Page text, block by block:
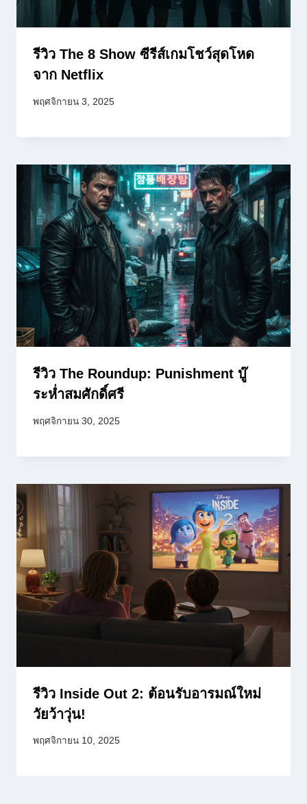
รีวิว The 8 Show ซีรีส์เกมโชว์สุดโหด
จาก Netflix
พฤศจิกายน 3, 2025
รีวิว The Roundup: Punishment บู๊
ระห่ำสมศักดิ์ศรี
พฤศจิกายน 30, 2025
รีวิว Inside Out 2: ต้อนรับอารมณ์ใหม่
วัยว้าวุ่น!
พฤศจิกายน 10, 2025